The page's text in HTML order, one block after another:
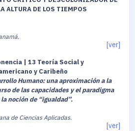
ALTURA DE LOS TIEMPOS
[ver]
| 13 Teoría Social y
y Caribeño
Humano: una aproximación a la
de las capacidades y el paradigma
noción de “igualdad”.
de Ciencias Aplicadas.
[ver]